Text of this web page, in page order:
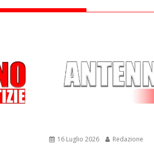
16 Luglio 2026 Redazione